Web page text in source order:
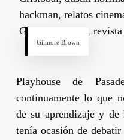
Gilmore Brown
Playhouse de
continuamente lo que
de su aprendizaje y
tenía ocasión de